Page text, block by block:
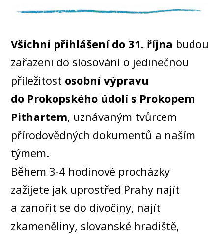
Všichni přihlášení do 31. října budou
zařazeni do slosování o jedinečnou
příležitost osobní výpravu
do Prokopského údolí s Prokopem
Pithartem, uznávaným tvůrcem
přírodovědných dokumentů a naším
týmem.
Během 3-4 hodinové procházky
zažijete jak uprostřed Prahy najít
a zanořit se do divočiny, najít
zkameněliny, slovanské hradiště,